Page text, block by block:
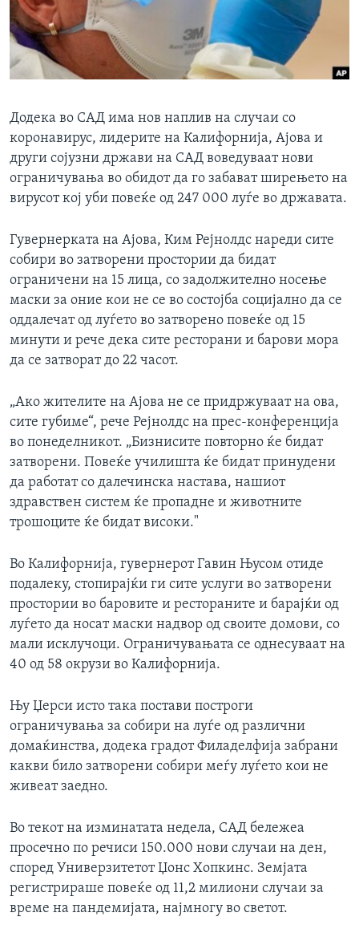
ИНТЕРВЈУА
Јазици
Додека во САД има нов наплив на случаи со
коронавирус, лидерите на Калифорнија, Ајова и
други сојузни држави на САД воведуваат нови
ограничувања во обидот да го забават ширењето на
вирусот кој уби повеќе од 247 000 луѓе во државата.
Гувернерката на Ајова, Ким Рејнолдс нареди сите
собири во затворени простории да бидат
ограничени на 15 лица, со задолжително носење
маски за оние кои не се во состојба социјално да се
оддалечат од луѓето во затворено повеќе од 15
минути и рече дека сите ресторани и барови мора
да се затворат до 22 часот.
„Ако жителите на Ајова не се придржуваат на ова,
сите губиме“, рече Рејнолдс на прес-конференција
во понеделникот. „Бизнисите повторно ќе бидат
затворени. Повеќе училишта ќе бидат принудени
да работат со далечинска настава, нашиот
здравствен систем ќе пропадне и животните
трошоците ќе бидат високи."
Во Калифорнија, гувернерот Гaвин Њусом отиде
подалеку, стопирајќи ги сите услуги во затворени
простории во баровите и рестораните и барајќи од
луѓето да носат маски надвор од своите домови, со
мали исклучоци. Ограничувањата се однесуваат на
40 од 58 окрузи во Калифорнија.
Њу Џерси исто така постави построги
ограничувања за собири на луѓе од различни
домаќинства, додека градот Филаделфија забрани
какви било затворени собири меѓу луѓето кои не
живеат заедно.
Во текот на изминатата недела, САД бележеа
просечно по речиси 150.000 нови случаи на ден,
според Универзитетот Џонс Хопкинс. Земјата
регистрираше повеќе од 11,2 милиони случаи за
време на пандемијата, најмногу во светот.